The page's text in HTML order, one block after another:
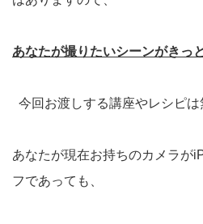
あなたが撮りたいシーンがきっ
今回お渡しする講座やレシピは
あなたが現在お持ちのカメラが
フであっても、